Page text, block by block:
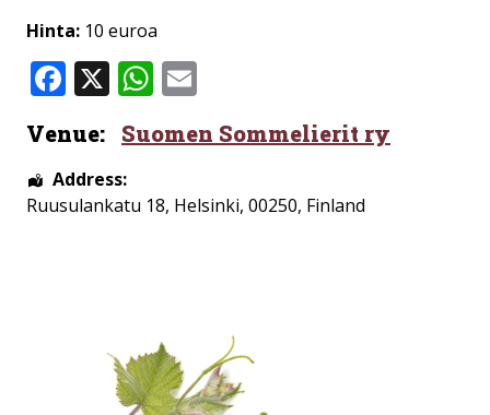
Hinta: 10 euroa
Facebook
X WhatsApp
Venue: Suomen Sommelierit ry
Address:
Ruusulankatu 18, Helsinki, 00250, Finland